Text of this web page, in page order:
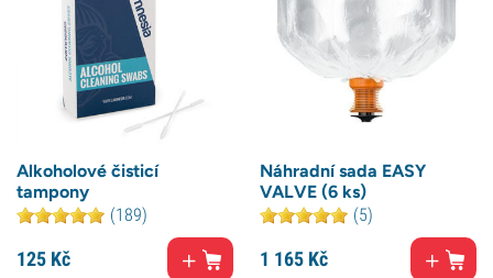
Alkoholové čisticí
tampony
(189)
125 Kč
Náhradní sada EASY
VALVE (6 ks)
(5)
1 165 Kč